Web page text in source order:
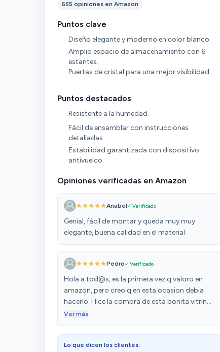
655 opiniones en Amazon
Puntos clave
Diseño elegante y moderno en color blanco.
Amplio espacio de almacenamiento con 6
estantes.
Puertas de cristal para una mejor visibilidad.
Puntos destacados
Resistente a la humedad.
Fácil de ensamblar con instrucciones
detalladas.
Estabilidad garantizada con dispositivo
antivuelco.
Opiniones verificadas en Amazon
Anabel✓ Verificado
Genial, fácil de montar y queda muy muy
elegante, buena calidad en el material
Pedro✓ Verificado
Hola a tod@s, es la primera vez q valoro en
amazon, pero creo q en esta ocasion debia
hacerlo. Hice la compra de esta bonita vitrina,
q por cierto cmo explica el vendedor en el
me llego con seur la primera y la segunda no
llegava, me puse en contacto con seur y me
Ver más
Lo que dicen los clientes: